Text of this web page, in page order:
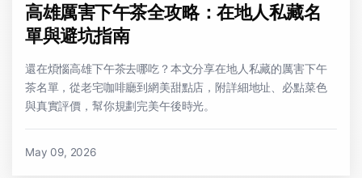
高雄厲害下午茶全攻略：在地人私藏名
單與避坑指南
還在煩惱高雄下午茶去哪吃？本文分享在地人私藏的厲害下午
茶名單，從老宅咖啡廳到網美甜點店，附詳細地址、必點菜色
與真實評價，幫你規劃完美午後時光。
May 09, 2026